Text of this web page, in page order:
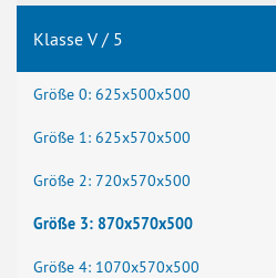
Klasse V / 5
Größe 0: 625x500x500
Größe 1: 625x570x500
Größe 2: 720x570x500
Größe 3: 870x570x500
Größe 4: 1070x570x500